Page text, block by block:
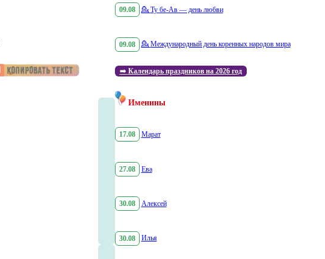
09.08 💁 Ту бе-Ав — день любви
09.08 💁 Международный день коренных народов мира
➡️ Календарь праздников на 2026 год
Именины
17.08 Марат
27.08 Ева
30.08 Алексей
30.08 Илья